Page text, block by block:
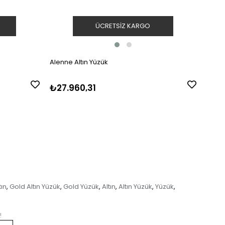
Alenne Altın Yüzük
₺27.960,31
ÜCRETSIZ KARGO
, Gold Altın Yüzük, Gold Yüzük, Altın, Altın Yüzük, Yüzük,